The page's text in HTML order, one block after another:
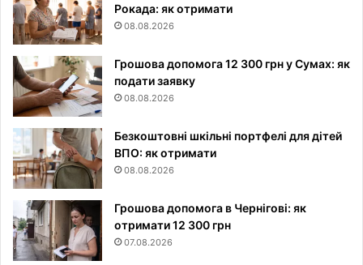
Рокада: як отримати
08.08.2026
Грошова допомога 12 300 грн у Сумах: як
подати заявку
08.08.2026
Безкоштовні шкільні портфелі для дітей
ВПО: як отримати
08.08.2026
Грошова допомога в Чернігові: як
отримати 12 300 грн
07.08.2026